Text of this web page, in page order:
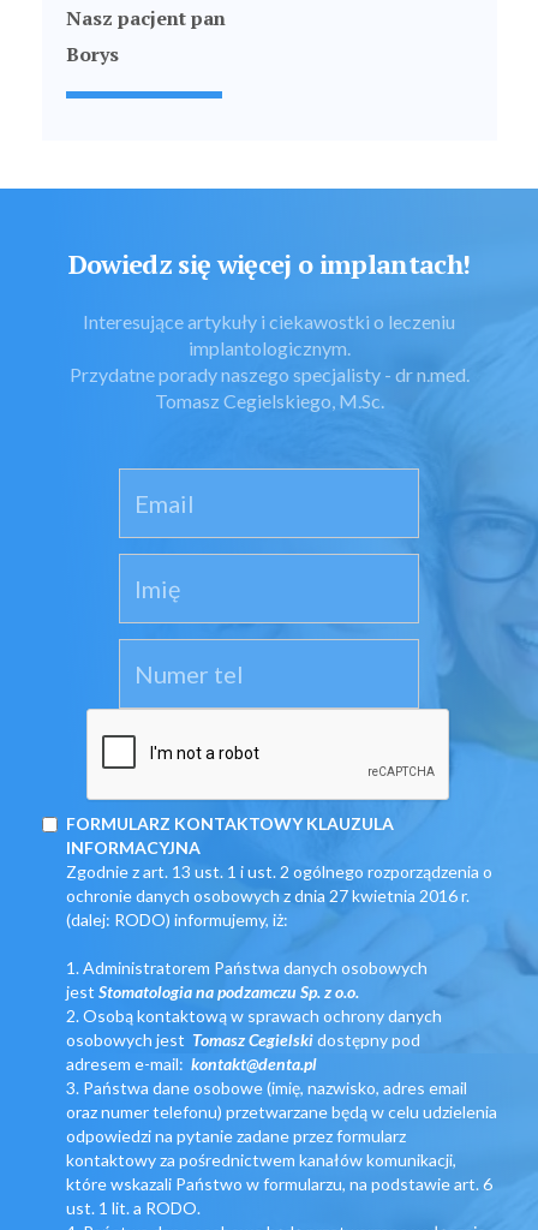
Nasz pacjent pan
Borys
Dowiedz się więcej o implantach!
Interesujące artykuły i ciekawostki o leczeniu
implantologicznym.
Przydatne porady naszego specjalisty - dr n.med.
Tomasz Cegielskiego, M.Sc.
FORMULARZ KONTAKTOWY KLAUZULA
INFORMACYJNA
Zgodnie z art. 13 ust. 1 i ust. 2 ogólnego rozporządzenia o
ochronie danych osobowych z dnia 27 kwietnia 2016 r.
(dalej: RODO) informujemy, iż:
1. Administratorem Państwa danych osobowych
jest Stomatologia na podzamczu Sp. z o.o.
2. Osobą kontaktową w sprawach ochrony danych
osobowych jest Tomasz Cegielskidostępny pod
adresem e-mail: kontakt@denta.pl
3. Państwa dane osobowe (imię, nazwisko, adres email
oraz numer telefonu) przetwarzane będą w celu udzielenia
odpowiedzi na pytanie zadane przez formularz
kontaktowy za pośrednictwem kanałów komunikacji,
które wskazali Państwo w formularzu, na podstawie art. 6
ust. 1 lit. a RODO.